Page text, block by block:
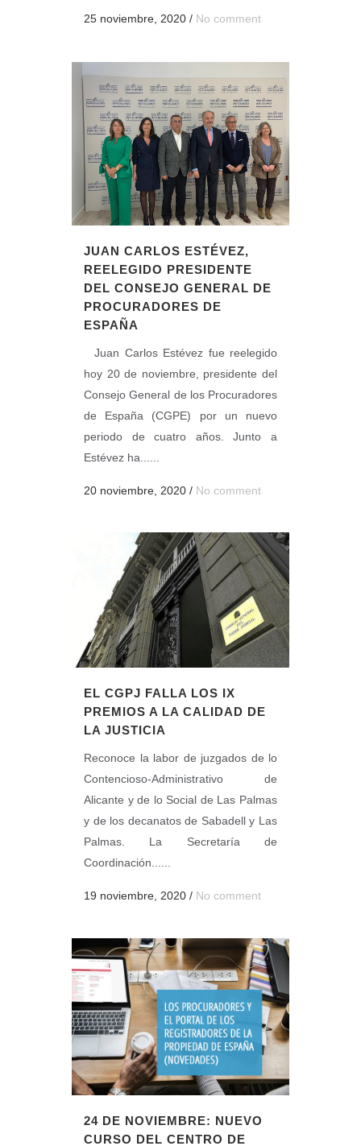
25 noviembre, 2020 / No comment
JUAN CARLOS ESTÉVEZ,
REELEGIDO PRESIDENTE
DEL CONSEJO GENERAL DE
PROCURADORES DE
ESPAÑA
Juan Carlos Estévez fue reelegido
hoy 20 de noviembre, presidente del
Consejo General de los Procuradores
de España (CGPE) por un nuevo
periodo de cuatro años. Junto a
Estévez ha......
20 noviembre, 2020 / No comment
EL CGPJ FALLA LOS IX
PREMIOS A LA CALIDAD DE
LA JUSTICIA
Reconoce la labor de juzgados de lo
Contencioso-Administrativo de
Alicante y de lo Social de Las Palmas
y de los decanatos de Sabadell y Las
Palmas. La Secretaría de
Coordinación......
19 noviembre, 2020 / No comment
24 DE NOVIEMBRE: NUEVO
CURSO DEL CENTRO DE